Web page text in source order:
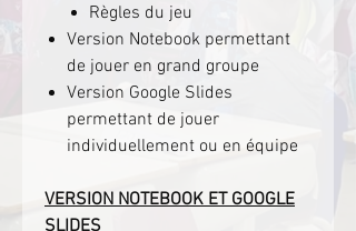
Règles du jeu
Version Notebook permettant
de jouer en grand groupe
Version Google Slides
permettant de jouer
individuellement ou en équipe
VERSION NOTEBOOK ET GOOGLE
SLIDES